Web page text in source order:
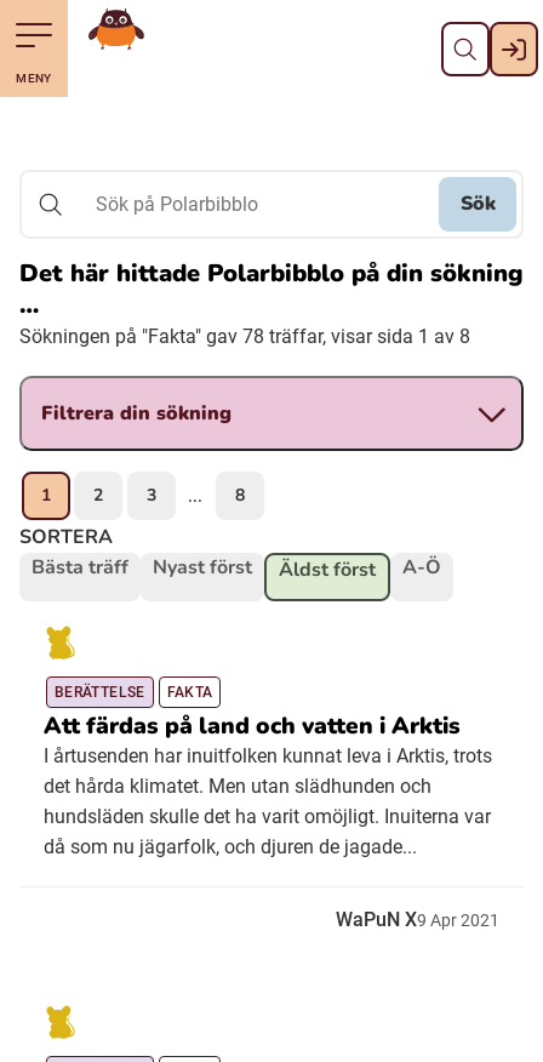
Till navigering av sidans innehåll
Hoppa till sidans huvudinnehåll Stäng
Åarjelsaemiengïele (Sydsamiska)
Davvisámegiella (Nordsamiska)
Bidumsámegiella (Pitesamiska)
Ubmejesámiengiälla (Umesamiska)
Kaale (Romska)
Arli (Romska)
MENY
Gå till startsidan
Sök på Polarbibblo
Sök
Det här hittade Polarbibblo på din sökning
…
Sökningen på "Fakta" gav 78 träffar, visar sida 1 av 8
Filtrera din sökning
1 2 3 ... 8
SORTERA
Bästa träff
Nyast först Äldst först A-Ö
BERÄTTELSE FAKTA
Att färdas på land och vatten i Arktis
I årtusenden har inuitfolken kunnat leva i Arktis, trots
det hårda klimatet. Men utan slädhunden och
hundsläden skulle det ha varit omöjligt. Inuiterna var
då som nu jägarfolk, och djuren de jagade...
WaPuN X9 Apr2021